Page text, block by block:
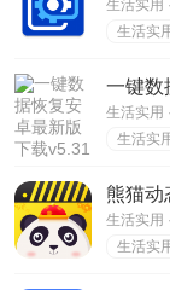
生活实用
生活实
一键数
生活实用
生活实
熊猫动
v2.5.3
生活实用
生活实